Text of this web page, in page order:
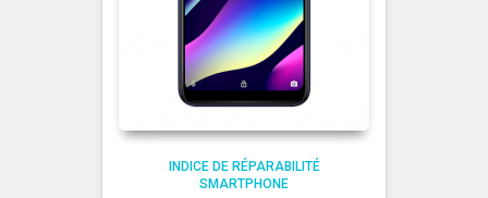
INDICE DE RÉPARABILITÉ
SMARTPHONE